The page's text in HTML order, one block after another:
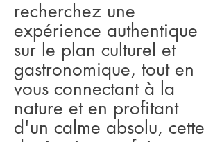
recherchez une
expérience authentique
sur le plan culturel et
gastronomique, tout en
vous connectant à la
nature et en profitant
d'un calme absolu, cette